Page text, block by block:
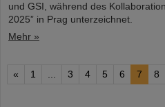
und GSI, während des
2025” in Prag unterzeichnet.
Mehr »
« 1 3 4 5 6 7 8